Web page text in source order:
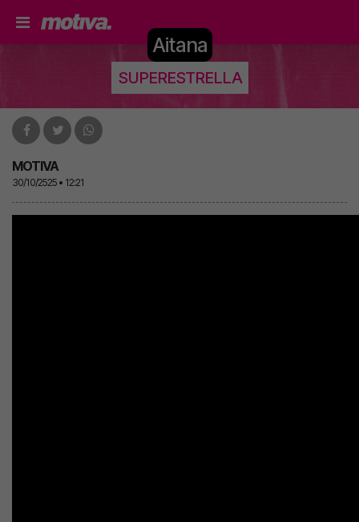
Aitana
SUPERESTRELLA
MOTIVA
30/10/2525 • 12:21